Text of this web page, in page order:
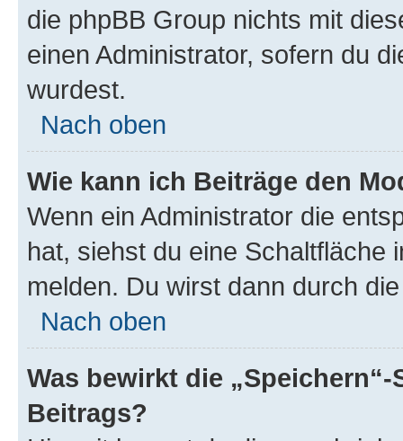
die phpBB Group nichts mit
einen Administrator, sofern du
wurdest.
Nach oben
Wie kann ich Beiträge den
Wenn ein Administrator die
hat, siehst du eine Schaltfläche
melden. Du wirst dann durch
Nach oben
Was bewirkt die
Beitrags?